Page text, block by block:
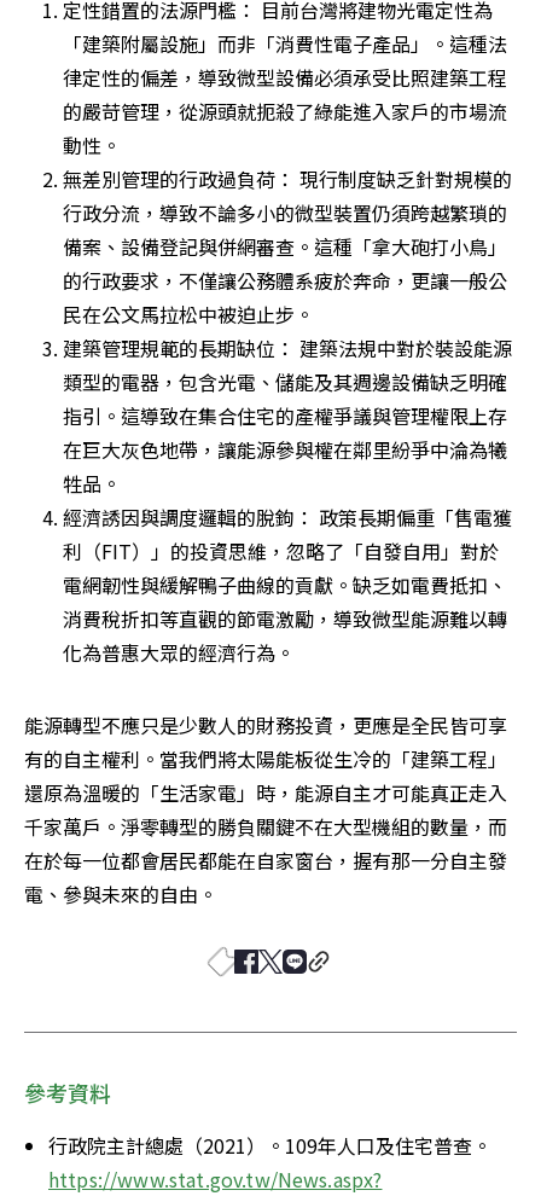
定性錯置的法源門檻： 目前台灣將建物光電定性為
「建築附屬設施」而非「消費性電子產品」。這種法
律定性的偏差，導致微型設備必須承受比照建築工程
的嚴苛管理，從源頭就扼殺了綠能進入家戶的市場流
動性。
無差別管理的行政過負荷： 現行制度缺乏針對規模的
行政分流，導致不論多小的微型裝置仍須跨越繁瑣的
備案、設備登記與併網審查。這種「拿大砲打小鳥」
的行政要求，不僅讓公務體系疲於奔命，更讓一般公
民在公文馬拉松中被迫止步。
建築管理規範的長期缺位： 建築法規中對於裝設能源
類型的電器，包含光電、儲能及其週邊設備缺乏明確
指引。這導致在集合住宅的產權爭議與管理權限上存
在巨大灰色地帶，讓能源參與權在鄰里紛爭中淪為犧
牲品。
經濟誘因與調度邏輯的脫鉤： 政策長期偏重「售電獲
利（FIT）」的投資思維，忽略了「自發自用」對於
電網韌性與緩解鴨子曲線的貢獻。缺乏如電費抵扣、
消費稅折扣等直觀的節電激勵，導致微型能源難以轉
化為普惠大眾的經濟行為。
能源轉型不應只是少數人的財務投資，更應是全民皆可享
有的自主權利。當我們將太陽能板從生冷的「建築工程」
還原為溫暖的「生活家電」時，能源自主才可能真正走入
千家萬戶。淨零轉型的勝負關鍵不在大型機組的數量，而
在於每一位都會居民都能在自家窗台，握有那一分自主發
電、參與未來的自由。
參考資料
行政院主計總處（2021）。109年人口及住宅普查。
https://www.stat.gov.tw/News.aspx?